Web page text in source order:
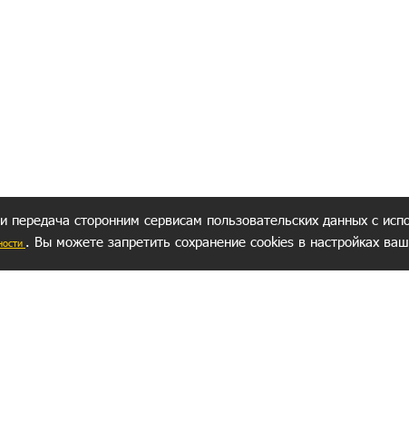
передача сторонним сервисам пользовательских данных с
. Вы можете запретить сохранение cookies в настройках